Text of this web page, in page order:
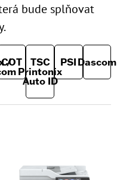
bude splňovat
/
COT TSC
Printonix
Auto ID
PSIDascom